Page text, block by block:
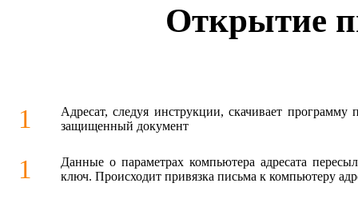
Открытие
1
Адресат, следуя инструкции, скачивает
защищенный документ
1
Данные о параметрах компьютера адресата
ключ. Происходит привязка письма к компьютеру